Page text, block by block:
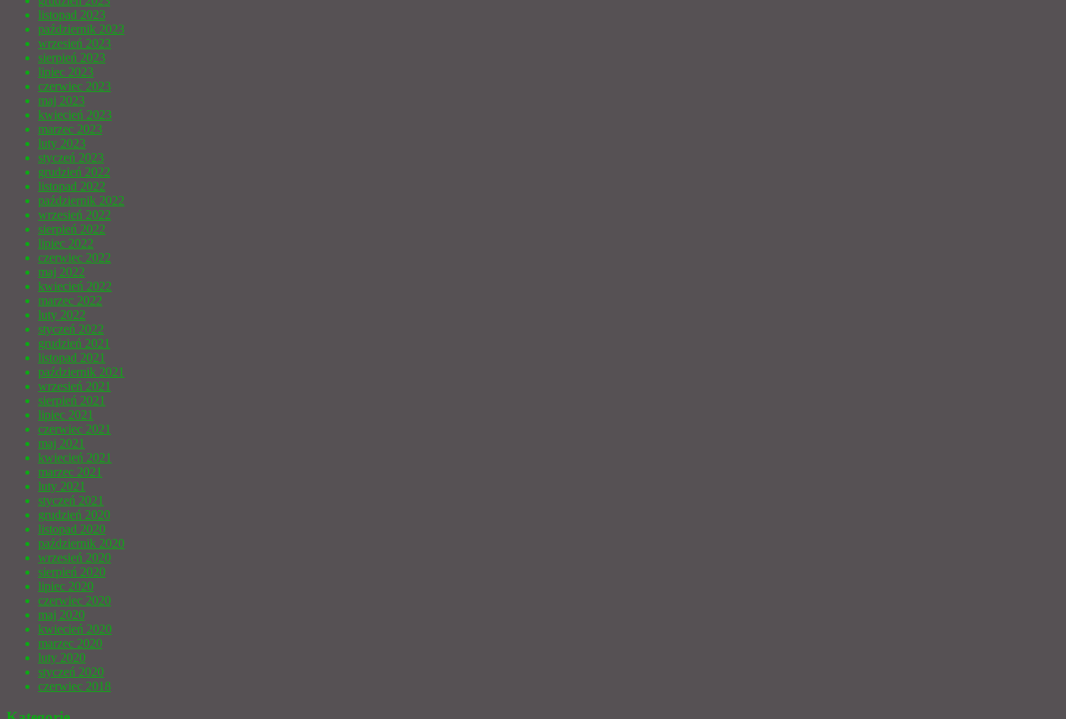
listopad 2023
październik 2023
wrzesień 2023
sierpień 2023
lipiec 2023
czerwiec 2023
maj 2023
kwiecień 2023
marzec 2023
luty 2023
styczeń 2023
grudzień 2022
listopad 2022
październik 2022
wrzesień 2022
sierpień 2022
lipiec 2022
czerwiec 2022
maj 2022
kwiecień 2022
marzec 2022
luty 2022
styczeń 2022
grudzień 2021
listopad 2021
październik 2021
wrzesień 2021
sierpień 2021
lipiec 2021
czerwiec 2021
maj 2021
kwiecień 2021
marzec 2021
luty 2021
styczeń 2021
grudzień 2020
listopad 2020
październik 2020
wrzesień 2020
sierpień 2020
lipiec 2020
czerwiec 2020
maj 2020
kwiecień 2020
marzec 2020
luty 2020
styczeń 2020
czerwiec 2018